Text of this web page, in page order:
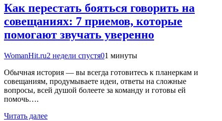
Как перестать бояться говорить на
совещаниях: 7 приемов, которые
помогают звучать уверенно
WomanHit.ru2 недели спустя01 минуты
Обычная история — вы всегда готовитесь к планеркам и
совещаниям, продумываете идеи, ответы на сложные
вопросы, всей душой болеете за команду и готовы ей
помочь….
Читать далее